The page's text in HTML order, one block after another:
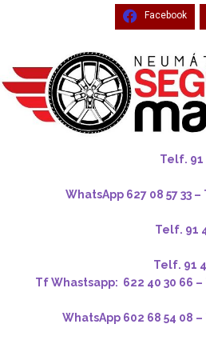
Facebook
Telf. 91 478 14
WhatsApp 627 08 57 33
Telf. 91 478 14
Telf. 91 478 14
Tf Whastsapp: 622 40 30 66 –
WhatsApp 602 68 54 08